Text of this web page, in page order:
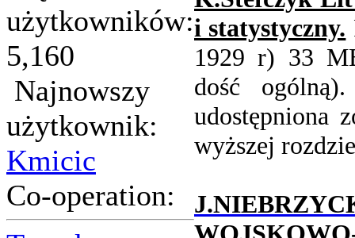
użytkowników:
5,160
Najnowszy
użytkownik:
Kmicic
Co-operation:
i statystyczny.
1929 r) 33
dość
udostępniona
wyższej